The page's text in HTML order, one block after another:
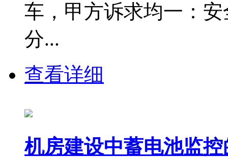
车，甲方诉求均一：
分...
查看详细
机房建设中蓄电池监